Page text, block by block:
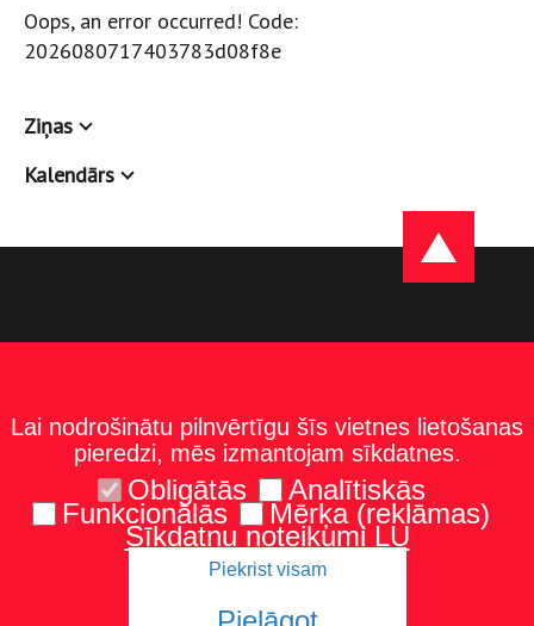
Oops, an error occurred! Code:
2026080717403783d08f8e
Ziņas
Kalendārs
Karte un norādes
Tel.: 67229986
Lai nodrošinātu pilnvērtīgu šīs vietnes lietošanas
pieredzi, mēs izmantojam sīkdatnes.
Obligātās Analītiskās
Funkcionālās Mērķa (reklāmas)
Sīkdatņu noteikumi LU
Piekrist visam